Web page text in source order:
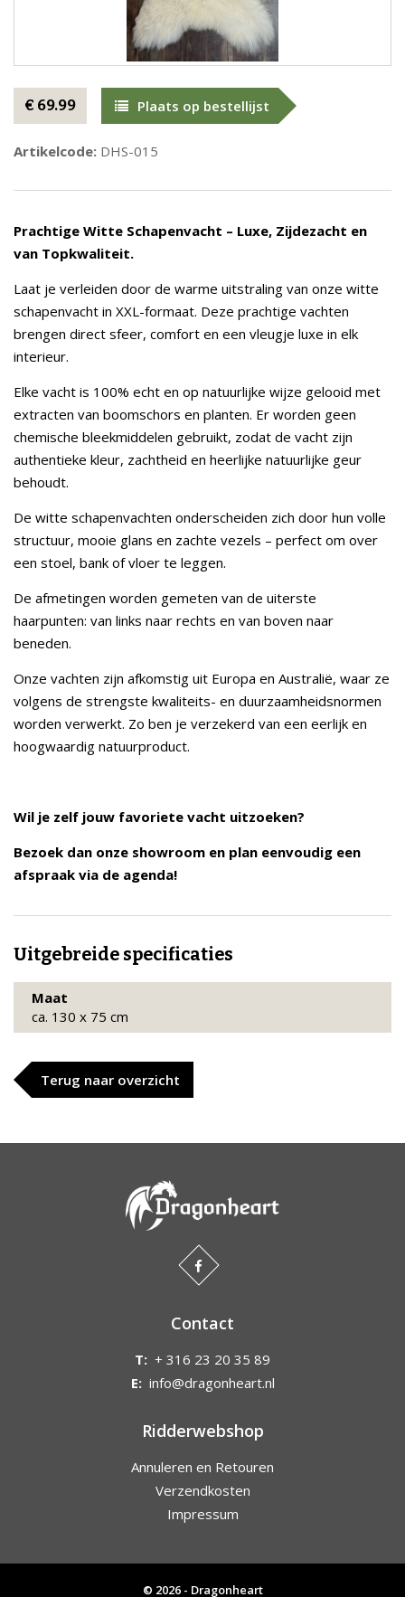
€ 69.99 Plaats op bestellijst
Artikelcode: DHS-015
Prachtige Witte Schapenvacht – Luxe, Zijdezacht en
van Topkwaliteit.
Laat je verleiden door de warme uitstraling van onze witte
schapenvacht in XXL-formaat. Deze prachtige vachten
brengen direct sfeer, comfort en een vleugje luxe in elk
interieur.
Elke vacht is 100% echt en op natuurlijke wijze gelooid met
extracten van boomschors en planten. Er worden geen
chemische bleekmiddelen gebruikt, zodat de vacht zijn
authentieke kleur, zachtheid en heerlijke natuurlijke geur
behoudt.
De witte schapenvachten onderscheiden zich door hun volle
structuur, mooie glans en zachte vezels – perfect om over
een stoel, bank of vloer te leggen.
De afmetingen worden gemeten van de uiterste
haarpunten: van links naar rechts en van boven naar
beneden.
Onze vachten zijn afkomstig uit Europa en Australië, waar ze
volgens de strengste kwaliteits- en duurzaamheidsnormen
worden verwerkt. Zo ben je verzekerd van een eerlijk en
hoogwaardig natuurproduct.
Wil je zelf jouw favoriete vacht uitzoeken?
Bezoek dan onze showroom en plan eenvoudig een
afspraak via de agenda!
Uitgebreide specificaties
Maat
ca. 130 x 75 cm
Terug naar overzicht
Contact
T: + 316 23 20 35 89
E: info@dragonheart.nl
Ridderwebshop
Annuleren en Retouren
Verzendkosten
Impressum
© 2026 - Dragonheart